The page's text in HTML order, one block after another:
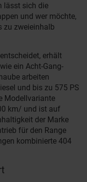
lässt sich die
und wer möchte,
zu zweieinhalb
erhält
ein Acht-Gang-
arbeiten
und bis zu 575 PS
Modellvariante
km/ und ist auf
der Marke
für den Range
kombinierte 404